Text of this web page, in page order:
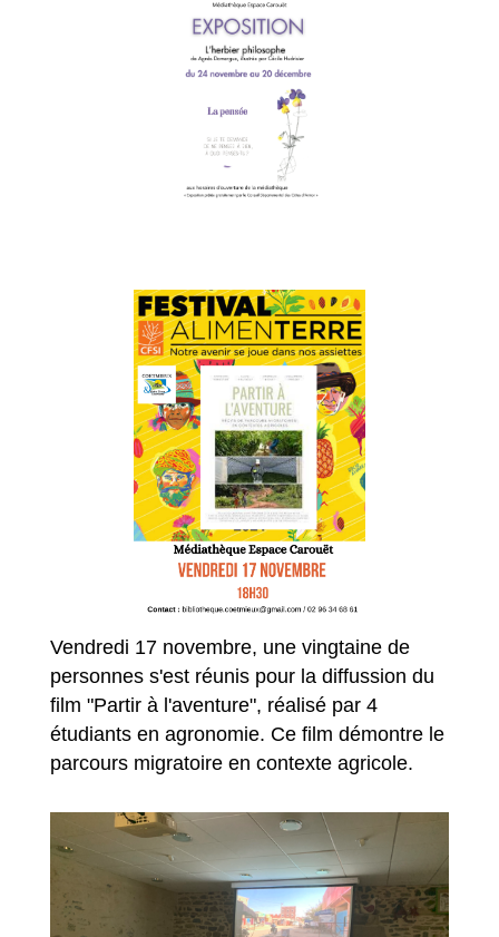
Vendredi 17 novembre, une vingtaine de
personnes s'est réunis pour la diffussion du
film "Partir à l'aventure", réalisé par 4
étudiants en agronomie. Ce film démontre le
parcours migratoire en contexte agricole.